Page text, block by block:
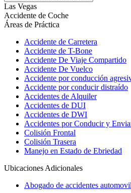
Las Vegas
Accidente de Coche
Áreas de Práctica
Accidente de Carretera
Accidente de T-Bone
Accidente De Viaje Compartido
Accidente De Vuelco
Accidente por conducción
Accidente por conducir distraído
Accidentes de Alquiler
Accidentes de DUI
Accidentes de DWI
Accidentes por Conducir y
Colisión Frontal
Colisión Trasera
Manejo en Estado de Ebriedad
Ubicaciones Adicionales
Abogado de accidentes